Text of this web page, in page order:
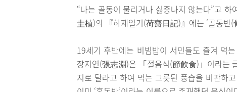
“나는 골동이 물리거나 싫증나지 않는다”고
圭植)의 『하재일기(荷齋日記)』에는 ‘골동반
19세기 후반에는 비빔밥이 서민들도 즐겨 먹
장지연(張志淵)은 「절음식(節飮食)」이라는
지로 달라고 하여 먹는 그릇된 풍습을 비판하